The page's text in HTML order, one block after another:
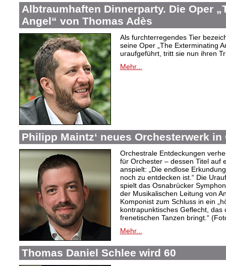
Albtraumhaften Dinnerparty. Die Oper
Angel“ von Thomas Adès
Als furchterregendes Tier
seine Oper „The Exterminating
uraufgeführt, tritt sie nun ihren
Mehr...
Philipp Maintz‘ neues Orchesterwerk in
Orchestrale Entdeckungen
für Orchester – dessen Titel auf
anspielt: „Die endlose
noch zu entdecken ist.“ Die
spielt das Osnabrücker
der Musikalischen Leitung von
Komponist zum Schluss in ein
kontrapunktisches Geflecht,
frenetischen Tanzen bringt.“
Mehr...
Thomas Daniel Schlee wird 60